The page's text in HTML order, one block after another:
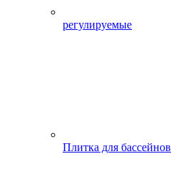
регулируемые
Плитка для бассейнов